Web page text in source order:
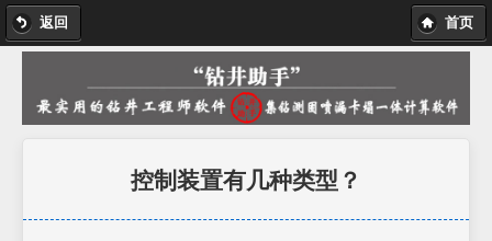
返回 首页
控制装置有几种类型？